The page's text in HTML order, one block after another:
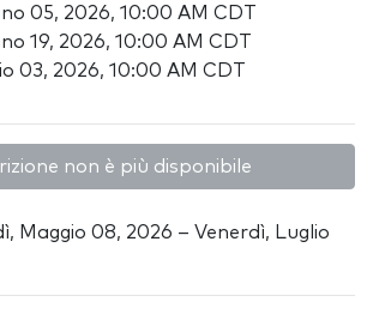
05, 2026, 10:00 AM CDT
19, 2026, 10:00 AM CDT
03, 2026, 10:00 AM CDT
non è più disponibile
Maggio 08, 2026 – Venerdì, Luglio